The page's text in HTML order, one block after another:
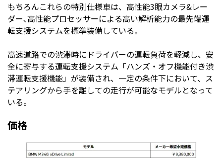
もちろんこれらの特別仕様車は、高性能3眼カメラ&レー
ダー､高性能プロセッサーによる高い解析能力の最先端運
転支援システムを標準装備している。
高速道路での渋滞時にドライバーの運転負荷を軽減し、安
全に寄与する運転支援システム「ハンズ・オフ機能付き渋
滞運転支援機能」が装備され、一定の条件下において、ス
テアリングから手を離しての走行が可能なモデルとなって
いる。
価格